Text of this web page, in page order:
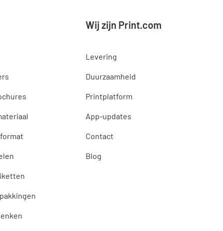
Wij zijn Print.com
Levering
Duurzaamheid
Printplatform
App-updates
Contact
Blog